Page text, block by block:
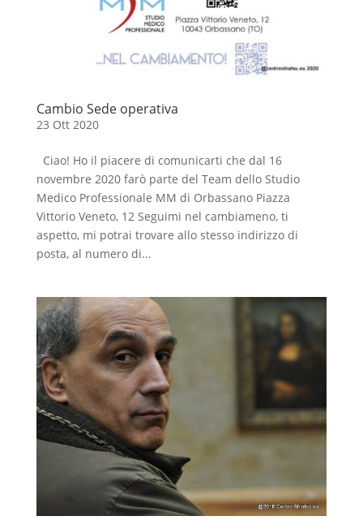
Cambio Sede operativa
23 Ott 2020
Ciao! Ho il piacere di comunicarti che dal 16
novembre 2020 farò parte del Team dello Studio
Medico Professionale MM di Orbassano Piazza
Vittorio Veneto, 12 Seguimi nel cambiameno, ti
aspetto, mi potrai trovare allo stesso indirizzo di
posta, al numero di...